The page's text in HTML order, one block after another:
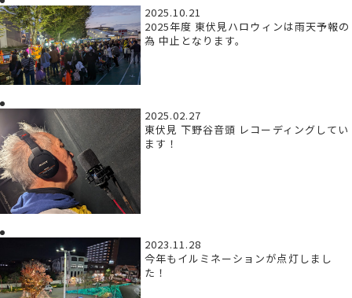
2025.10.21
2025年度 東伏見ハロウィンは雨天予報の
為 中止となります。
2025.02.27
東伏見 下野谷音頭 レコーディングしてい
ます！
2023.11.28
今年もイルミネーションが点灯しまし
た！